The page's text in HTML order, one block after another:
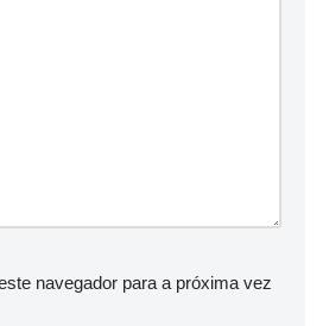
navegador para a próxima vez